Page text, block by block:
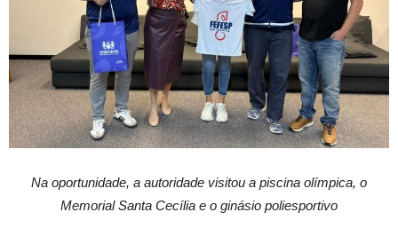
Na oportunidade, a autoridade visitou a piscina olímpica, o
Memorial Santa Cecília e o ginásio poliesportivo